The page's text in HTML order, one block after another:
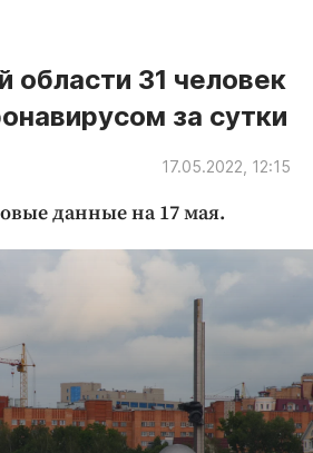
и ЖКХ
области 31 человек
за сутки
17.05.2022, 12:15
данные на 17 мая.